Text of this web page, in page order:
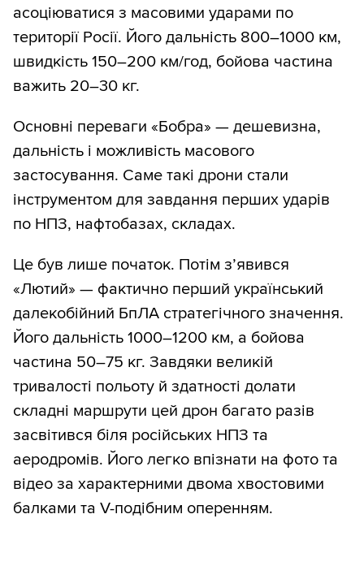
асоціюватися з масовими ударами по
території Росії. Його дальність 800–1000 км,
швидкість 150–200 км/год, бойова частина
важить 20–30 кг.
Основні переваги «Бобра» — дешевизна,
дальність і можливість масового
застосування. Саме такі дрони стали
інструментом для завдання перших ударів
по НПЗ, нафтобазах, складах.
Це був лише початок. Потім з’явився
«Лютий» — фактично перший український
далекобійний БпЛА стратегічного значення.
Його дальність 1000–1200 км, а бойова
частина 50–75 кг. Завдяки великій
тривалості польоту й здатності долати
складні маршрути цей дрон багато разів
засвітився біля російських НПЗ та
аеродромів. Його легко впізнати на фото та
відео за характерними двома хвостовими
балками та V-подібним оперенням.